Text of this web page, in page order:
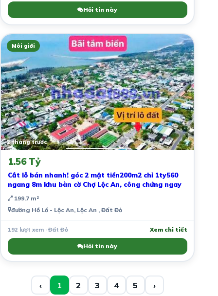
Hỏi tin này
Môi giới
2 tháng trước
1.56 Tỷ
Cắt lỗ bán nhanh! góc 2 mặt tiền200m2 chỉ 1ty560
ngang 8m khu bàn cờ Chợ Lộc An, công chứng ngay
199.7 m²
đường Hồ Lồ - Lộc An, Lộc An , Đất Đỏ
192 lượt xem · Đất Đỏ Xem chi tiết
Hỏi tin này
‹ 1 2 3 4 5 ›